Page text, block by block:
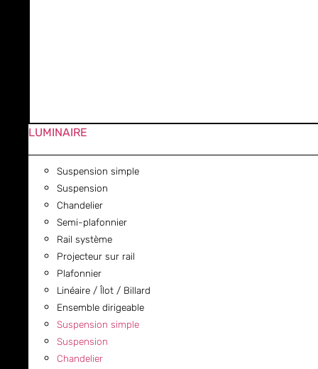
LUMINAIRE
Suspension simple
Suspension
Chandelier
Semi-plafonnier
Rail système
Projecteur sur rail
Plafonnier
Linéaire / Îlot / Billard
Ensemble dirigeable
Suspension simple
Suspension
Chandelier